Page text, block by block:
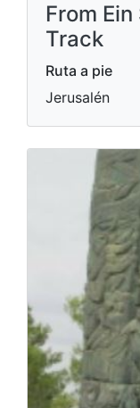
From
Track
Ruta a pie
Jerusalén